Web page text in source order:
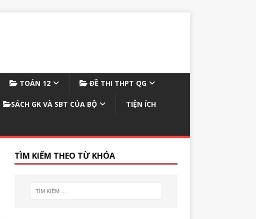
TOÁN 12 ĐỀ THI THPT QG
SÁCH GK VÀ SBT CỦA BỘ TIỆN ÍCH
TÌM KIẾM THEO TỪ KHÓA